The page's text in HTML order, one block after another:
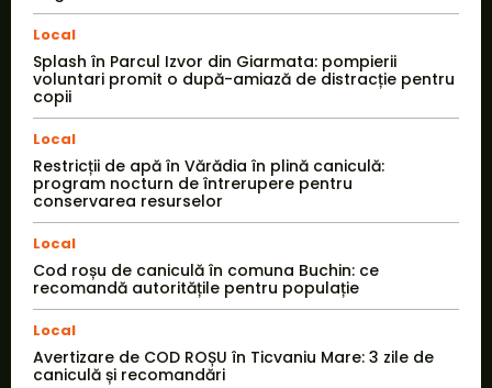
Local
Splash în Parcul Izvor din Giarmata: pompierii
voluntari promit o după-amiază de distracție pentru
copii
Local
Restricții de apă în Vărădia în plină caniculă:
program nocturn de întrerupere pentru
conservarea resurselor
Local
Cod roșu de caniculă în comuna Buchin: ce
recomandă autoritățile pentru populație
Local
Avertizare de COD ROȘU în Ticvaniu Mare: 3 zile de
caniculă și recomandări